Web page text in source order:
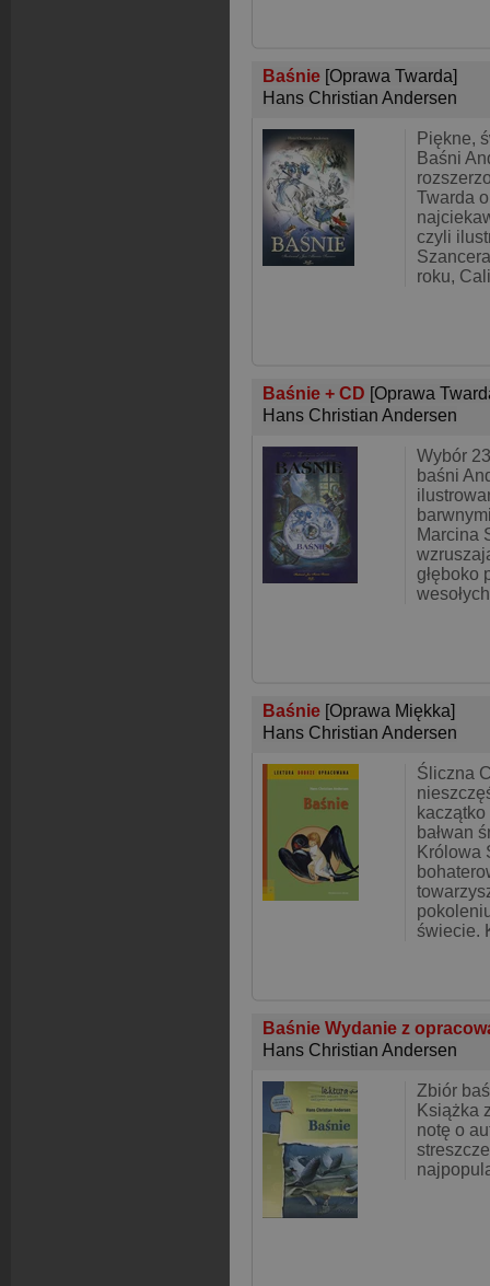
Baśnie [Oprawa Twarda]
Hans Christian Andersen
Piękne,
Baśni
Twarda
czyli
roku,
Baśnie + CD [Oprawa
Hans Christian Andersen
Wybór
baśni
Marcina
głęboko
Baśnie [Oprawa Miękka]
Hans Christian Andersen
Śliczna
bałwan
Królowa
świecie.
Baśnie Wydanie z
Hans Christian Andersen
Zbiór
Książka
notę o